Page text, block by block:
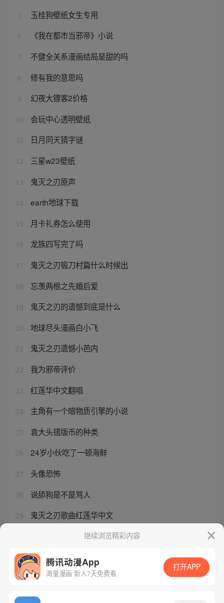
5 玉桂狗壁纸女生专用
6 《我在都市当邪帝》小说
7 不健全关系漫画结局是甜的吗
8 修有我的意思吗
9 幻夜大镖客2价格
10 会玩中心透明壁纸
日月同天猜字谜
12 三星w23壁纸
13 鬼灭之刃原声
14 earth地球下载
15 月卡礼券怎么使用
16 龙族四写完了吗
17 鬼灭之刃锻刀村篇什么时候出
18 忘羡两根之先婚后爱
19 鬼灭之刃的遗憾到底是什么
20 地球尽头漫画白小飞
21 鬼灭之刃遗憾小芭内
22 我为邪帝评价
23 红莲华中文翻唱
24 主角有一个暗物质引擎的小说
25 袁大头错版币的种类
26 24岁小伙吃了一顿海鲜
27 头像恐怖
28 说舔狗是不是骂人
29 鬼灭之刃歌曲红莲华中文
王牌御史是不是下架了呢继续浏览精彩内容
腾讯动漫App
海量漫画 新人7天免费看
打开APP